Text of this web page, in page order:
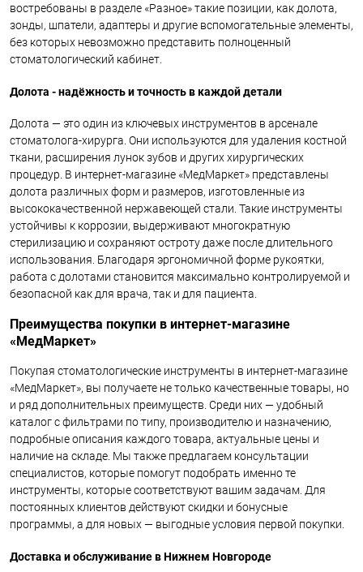
востребованы в разделе «Разное» такие позиции, как долота,
зонды, шпатели, адаптеры и другие вспомогательные элементы,
без которых невозможно представить полноценный
стоматологический кабинет.
Долота - надёжность и точность в каждой детали
Долота — это один из ключевых инструментов в арсенале
стоматолога-хирурга. Они используются для удаления костной
ткани, расширения лунок зубов и других хирургических
процедур. В интернет-магазине «МедМаркет» представлены
долота различных форм и размеров, изготовленные из
высококачественной нержавеющей стали. Такие инструменты
устойчивы к коррозии, выдерживают многократную
стерилизацию и сохраняют остроту даже после длительного
использования. Благодаря эргономичной форме рукоятки,
работа с долотами становится максимально контролируемой и
безопасной как для врача, так и для пациента.
Преимущества покупки в интернет-магазине
«МедМаркет»
Покупая стоматологические инструменты в интернет-магазине
«МедМаркет», вы получаете не только качественные товары, но
и ряд дополнительных преимуществ. Среди них — удобный
каталог с фильтрами по типу, производителю и назначению,
подробные описания каждого товара, актуальные цены и
наличие на складе. Мы также предлагаем консультации
специалистов, которые помогут подобрать именно те
инструменты, которые соответствуют вашим задачам. Для
постоянных клиентов действуют скидки и бонусные
программы, а для новых — выгодные условия первой покупки.
Доставка и обслуживание в Нижнем Новгороде